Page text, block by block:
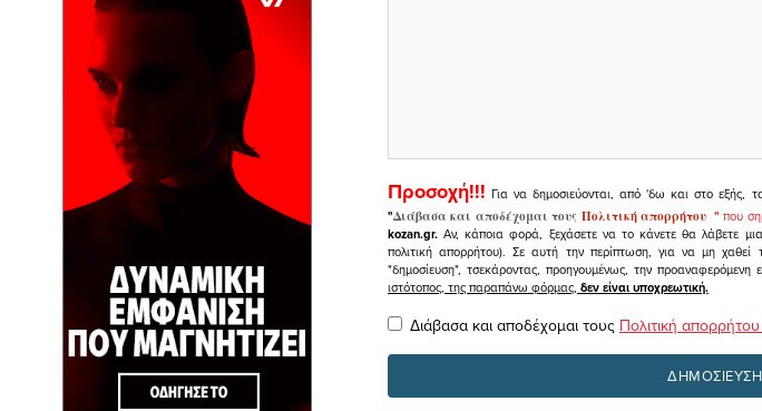
Προσοχή!!! Για να δημοσιεύονται, από 'δω και στο εξής,
"Διάβασα και αποδέχομαι τουςΠολιτική απορρήτου " που
kozan.gr. Αν, κάποια φορά, ξεχάσετε να το κάνετε θα λάβετε
πολιτική απορρήτου). Σε αυτή την περίπτωση, για να μη
"δημοσίευση", τσεκάροντας, προηγουμένως, την προαναφερόμενη
ιστότοπος, της παραπάνω φόρμας, δεν είναι υποχρεωτική.
Διάβασα και αποδέχομαι τους Πολιτική απορρήτου